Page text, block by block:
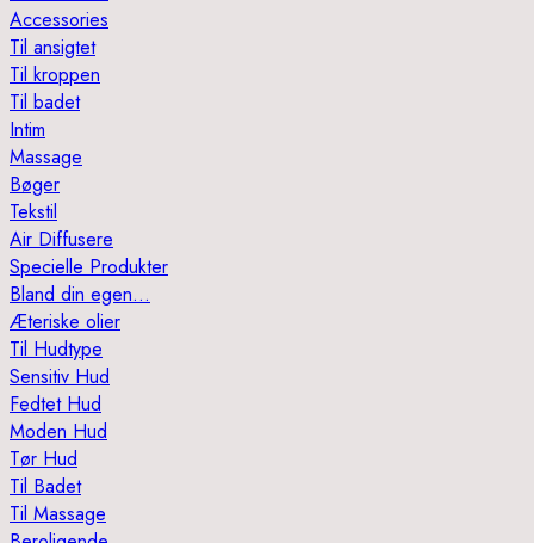
Accessories
Til ansigtet
Til kroppen
Til badet
Intim
Massage
Bøger
Tekstil
Air Diffusere
Specielle Produkter
Bland din egen…
Æteriske olier
Til Hudtype
Sensitiv Hud
Fedtet Hud
Moden Hud
Tør Hud
Til Badet
Til Massage